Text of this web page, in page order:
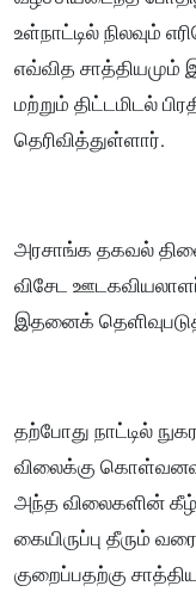
உள்நாட்டில் நிலவும்
எவ்வித
மற்றும் திட்டமிடல்
தெரிவித்துள்ளார்.
அரசாங்க தகவல்
விசேட
இதனைக்
தற்போது நாட்டில்
விலைக்கு
அந்த விலைகளின் கீழ்
கையிருப்பு தீரும்
குறைப்பதற்கு